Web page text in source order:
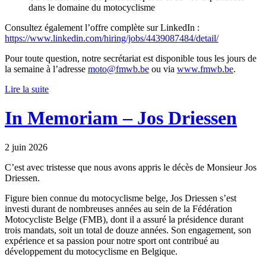
dans le domaine du motocyclisme
Consultez également l’offre complète sur LinkedIn :
https://www.linkedin.com/hiring/jobs/4439087484/detail/
Pour toute question, notre secrétariat est disponible tous les jours de
la semaine à l’adresse moto@fmwb.be ou via www.fmwb.be.
Lire la suite
In Memoriam – Jos Driessen
2 juin 2026
C’est avec tristesse que nous avons appris le décès de Monsieur Jos
Driessen.
Figure bien connue du motocyclisme belge, Jos Driessen s’est
investi durant de nombreuses années au sein de la Fédération
Motocycliste Belge (FMB), dont il a assuré la présidence durant
trois mandats, soit un total de douze années. Son engagement, son
expérience et sa passion pour notre sport ont contribué au
développement du motocyclisme en Belgique.